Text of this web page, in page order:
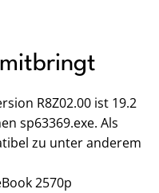
R8Z02.00 ist 19.2
sp63369.exe. Als
zu unter anderem
2570p